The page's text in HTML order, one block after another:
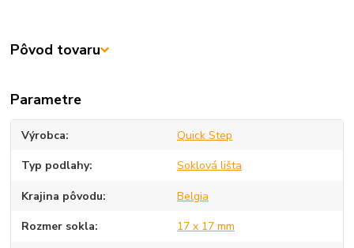
Pôvod tovaru
Parametre
Výrobca Quick Step
Typ podlahy Soklová lišta
Krajina pôvodu Belgia
Rozmer sokla 17 x 17 mm